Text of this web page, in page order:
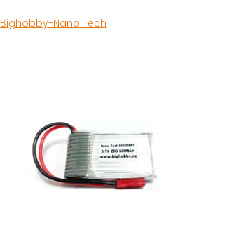
Bighobby-Nano Tech